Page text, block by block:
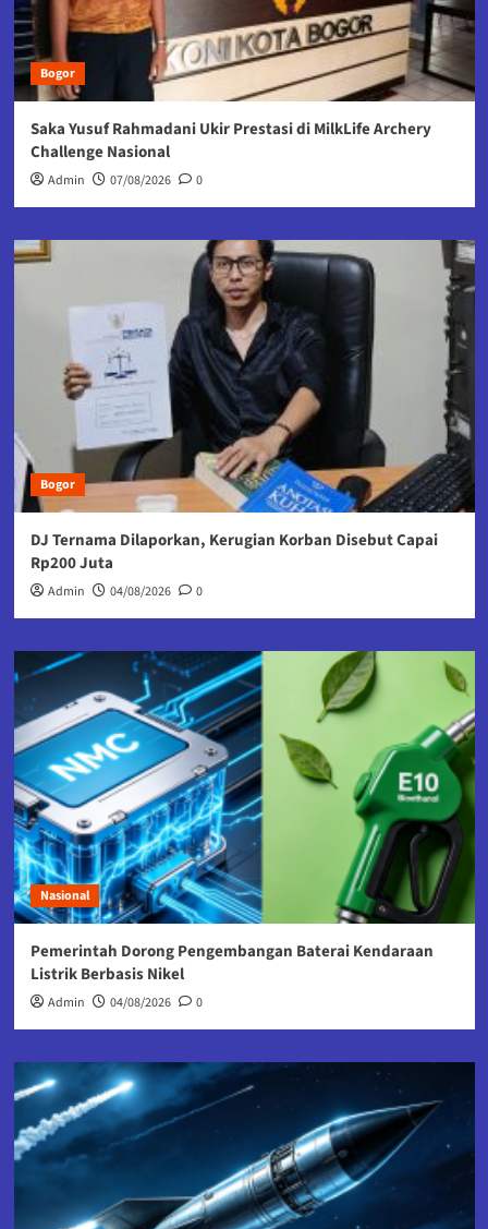
Bogor
Saka Yusuf Rahmadani Ukir Prestasi di MilkLife Archery
Challenge Nasional
Admin 07/08/2026 0
Bogor
DJ Ternama Dilaporkan, Kerugian Korban Disebut Capai
Rp200 Juta
Admin 04/08/2026 0
Nasional
Pemerintah Dorong Pengembangan Baterai Kendaraan
Listrik Berbasis Nikel
Admin 04/08/2026 0